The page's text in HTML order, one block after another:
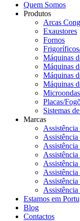
Quem Somos
Produtos
Arcas
Exaustores
Fornos
Máquinas
Máquinas
Máquinas
Máquinas
Microondas
Placas/
Sistemas
Marcas
Estamos em
Blog
Contactos